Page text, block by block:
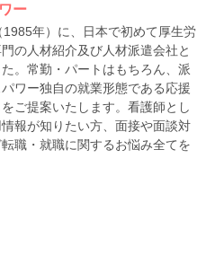
ー
1985年）に、日本で初めて厚生労
の人材紹介及び人材派遣会社と
。常勤・パートはもちろん、派
ワー独自の就業形態である応援
ご提案いたします。看護師とし
報が知りたい方、面接や面談対
職・就職に関するお悩み全てを